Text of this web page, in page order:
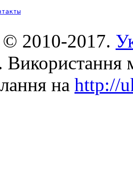
2010-2017.
на http://